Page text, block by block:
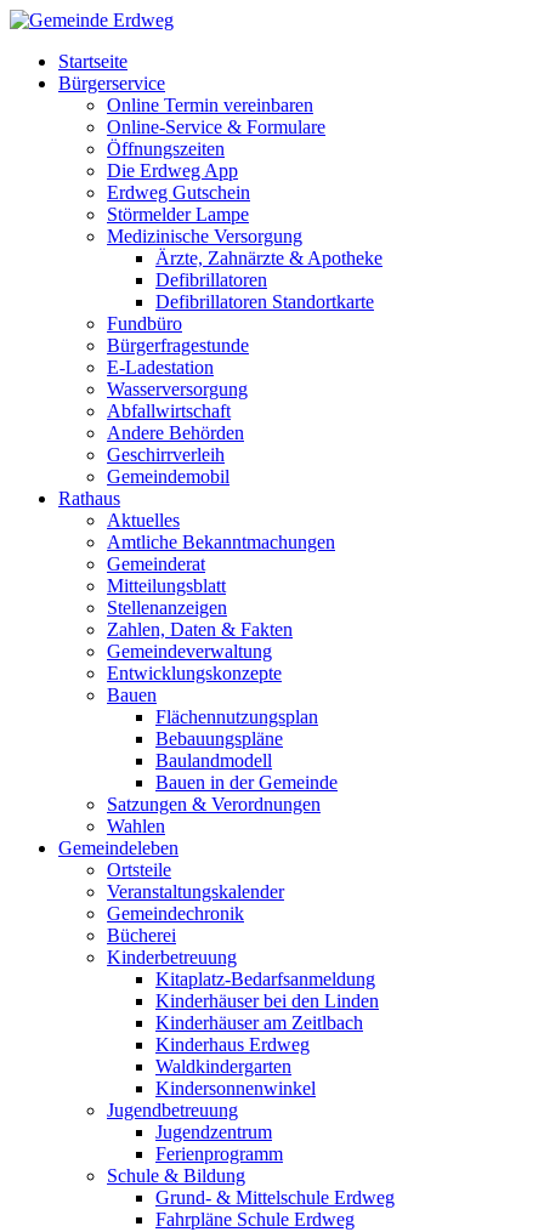
Startseite
Bürgerservice
Online Termin vereinbaren
Online-Service & Formulare
Öffnungszeiten
Die Erdweg App
Erdweg Gutschein
Störmelder Lampe
Medizinische Versorgung
Ärzte, Zahnärzte & Apotheke
Defibrillatoren
Defibrillatoren Standortkarte
Fundbüro
Bürgerfragestunde
E-Ladestation
Wasserversorgung
Abfallwirtschaft
Andere Behörden
Geschirrverleih
Gemeindemobil
Rathaus
Aktuelles
Amtliche Bekanntmachungen
Gemeinderat
Mitteilungsblatt
Stellenanzeigen
Zahlen, Daten & Fakten
Gemeindeverwaltung
Entwicklungskonzepte
Bauen
Flächennutzungsplan
Bebauungspläne
Baulandmodell
Bauen in der Gemeinde
Satzungen & Verordnungen
Wahlen
Gemeindeleben
Ortsteile
Veranstaltungskalender
Gemeindechronik
Bücherei
Kinderbetreuung
Kitaplatz-Bedarfsanmeldung
Kinderhäuser bei den Linden
Kinderhäuser am Zeitlbach
Kinderhaus Erdweg
Waldkindergarten
Kindersonnenwinkel
Jugendbetreuung
Jugendzentrum
Ferienprogramm
Schule & Bildung
Grund- & Mittelschule Erdweg
Fahrpläne Schule Erdweg